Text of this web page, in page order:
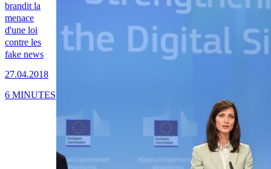
brandit la
menace
d'une loi
contre les
fake news
27.04.2018
6 MINUTES